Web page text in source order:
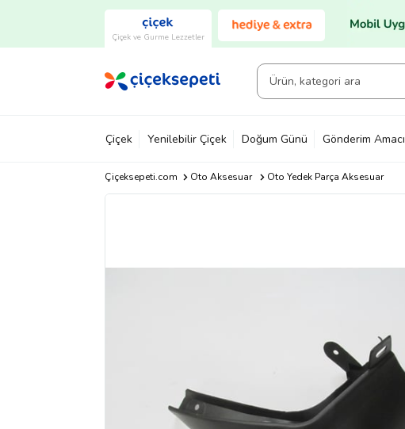
Çiçek ve Gurme Lezzetler
Çiçek Yenilebilir Çiçek Doğum Günü Gönderim Amacı
Çiçeksepeti.com Oto Aksesuar Oto Yedek Parça Aksesuar